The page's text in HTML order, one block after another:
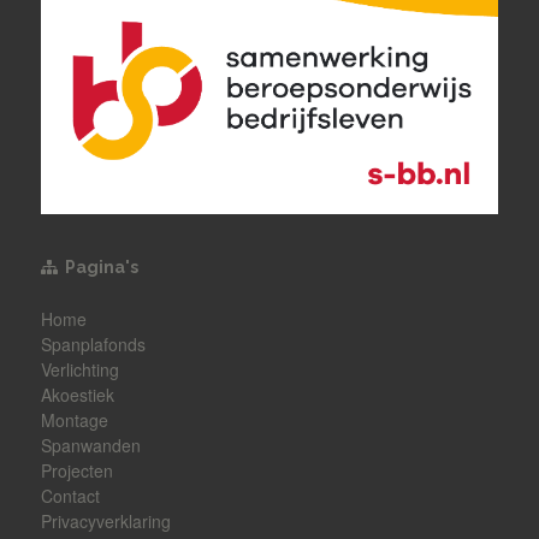
Pagina's
Home
Spanplafonds
Verlichting
Akoestiek
Montage
Spanwanden
Projecten
Contact
Privacyverklaring